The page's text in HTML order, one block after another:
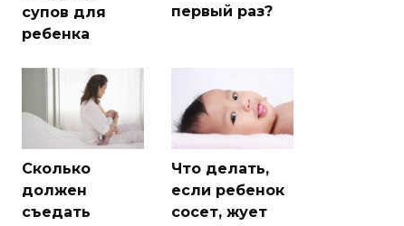
супов для
ребенка
первый раз?
Сколько
должен
съедать
Что делать,
если ребенок
сосет, жует